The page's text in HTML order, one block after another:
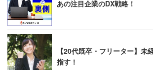
あの注目企業のDX戦略！
【20代既卒・フリーター】未
指す！